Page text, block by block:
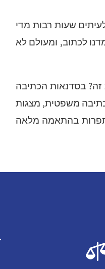
שעות רבות מדי
לכתוב, ומעולם לא
בסדנאות הכתיבה
כתיבה משפטית, מצגות
בהתאמה מלאה